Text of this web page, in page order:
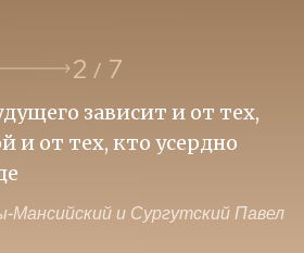
2 / 7
зависит и от тех,
и от тех, кто усердно
и Сургутский Павел